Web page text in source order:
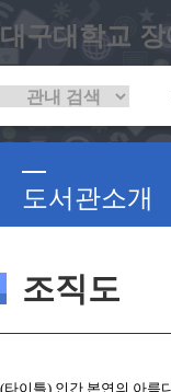
대구대학교
도서관소개
조직도
(타이틀) 인간 본연의 아름